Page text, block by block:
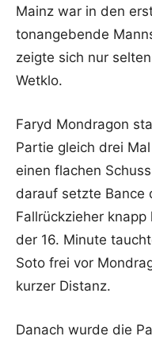
Mainz war in den
tonangebende
zeigte sich nur
Wetklo.
Faryd Mondragon
Partie gleich drei
einen flachen
darauf setzte Bance
Fallrückzieher
der 16. Minute
Soto frei vor
kurzer Distanz.
Danach wurde die